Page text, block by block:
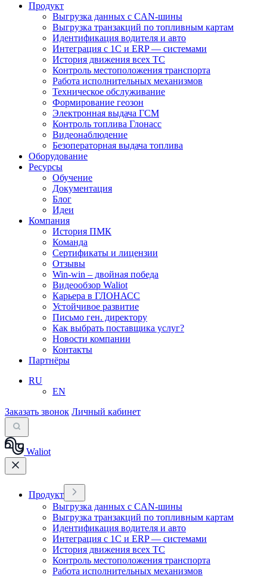
Продукт
Выгрузка данных с CAN-шины
Выгрузка транзакций по топливным картам
Идентификация водителя и авто
Интеграция с 1С и ERP — системами
История движения всех ТС
Контроль местоположения транспорта
Работа исполнительных механизмов
Техническое обслуживание
Формирование геозон
Электронная выдача ГСМ
Контроль топлива Глонасс
Видеонаблюдение
Безоператорная выдача топлива
Оборудование
Ресурсы
Обучение
Документация
Блог
Идеи
Компания
История ПМК
Команда
Сертификаты и лицензии
Отзывы
Win-win – двойная победа
Видеообзор Waliot
Карьера в ГЛОНАСС
Устойчивое развитие
Письмо ген. директору
Как выбрать поставщика услуг?
Новости компании
Контакты
Партнёры
RU
EN
Заказать звонок Личный кабинет
Waliot
Продукт
Выгрузка данных с CAN-шины
Выгрузка транзакций по топливным картам
Идентификация водителя и авто
Интеграция с 1С и ERP — системами
История движения всех ТС
Контроль местоположения транспорта
Работа исполнительных механизмов